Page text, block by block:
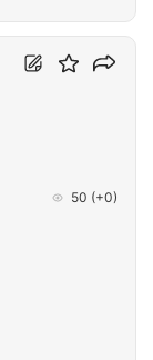
50 (+0)